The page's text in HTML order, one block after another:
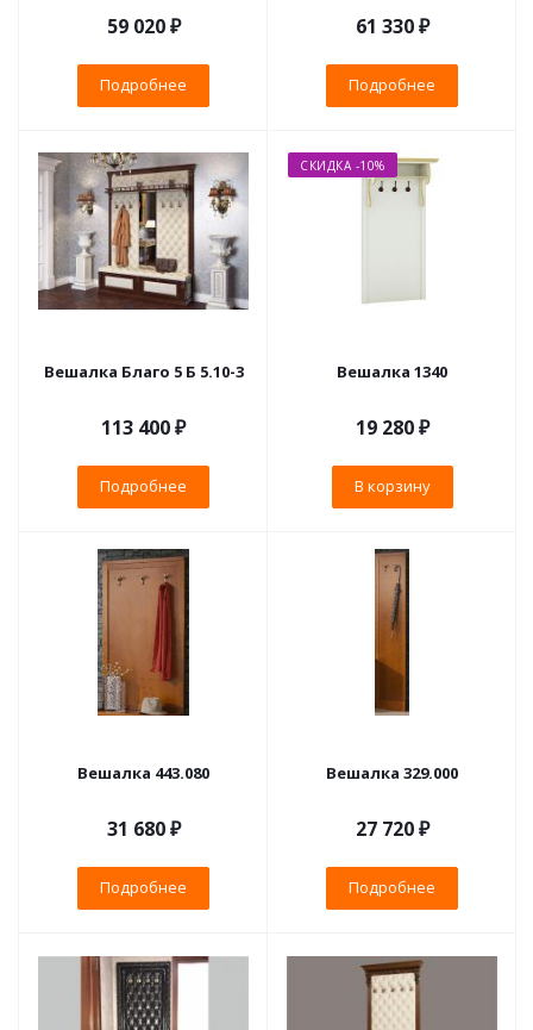
59 020 ₽
Подробнее
61 330 ₽
Подробнее
Вешалка Благо 5 Б 5.10-3
113 400 ₽
Подробнее
СКИДКА -10%
Вешалка 1340
19 280₽
В корзину
Вешалка 443.080
31 680 ₽
Подробнее
Вешалка 329.000
27 720 ₽
Подробнее